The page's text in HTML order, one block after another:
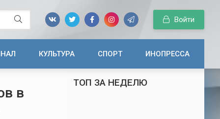
Войти
КУЛЬТУРА СПОРТ ИНОПРЕССА
в
ТОП ЗА НЕДЕЛЮ